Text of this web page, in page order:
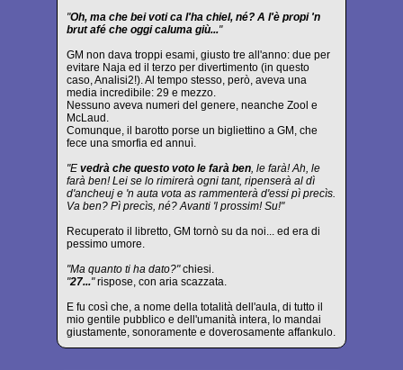
"Oh, ma che bei voti ca l'ha chiel, né? A l'è propi 'n
brut afé che oggi caluma giù..."
GM non dava troppi esami, giusto tre all'anno: due per
evitare Naja ed il terzo per divertimento (in questo
caso, Analisi2!). Al tempo stesso, però, aveva una
media incredibile: 29 e mezzo.
Nessuno aveva numeri del genere, neanche Zool e
McLaud.
Comunque, il barotto porse un bigliettino a GM, che
fece una smorfia ed annuì.
"E vedrà che questo voto le farà ben, le farà! Ah, le
farà ben! Lei se lo rimirerà ogni tant, ripenserà al dì
d'ancheuj e 'n auta vota as rammenterà d'essi pì precìs.
Va ben? Pì precìs, né? Avanti 'l prossim! Su!"
Recuperato il libretto, GM tornò su da noi... ed era di
pessimo umore.
"Ma quanto ti ha dato?"chiesi.
"27..."rispose, con aria scazzata.
E fu così che, a nome della totalità dell'aula, di tutto il
mio gentile pubblico e dell'umanità intera, lo mandai
giustamente, sonoramente e doverosamente affankulo.